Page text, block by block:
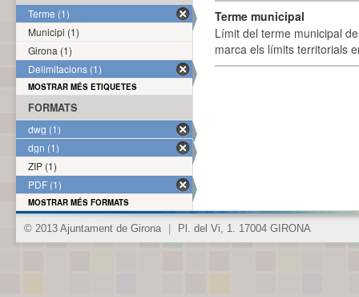
Terme municipal
Límit del terme municipal
marca els límits territorials
Terme (1)
Municipi (1)
Girona (1)
Delimitacions (1)
MOSTRAR MÉS ETIQUETES
FORMATS
dwg (1)
dgn (1)
ZIP (1)
PDF (1)
MOSTRAR MÉS FORMATS
© 2013 Ajuntament de Girona Pl. del Vi, 1. 17004 GIRONA